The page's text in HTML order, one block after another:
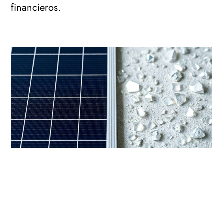
financieros.